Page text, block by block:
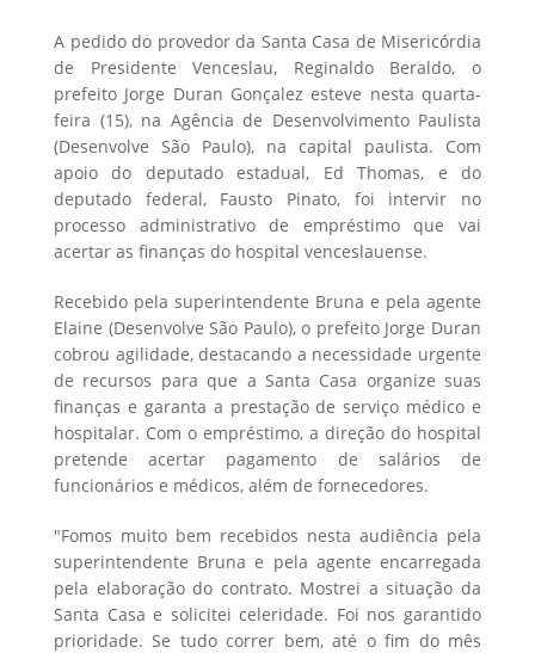
A pedido do provedor da Santa Casa de Misericórdia
de Presidente Venceslau, Reginaldo Beraldo, o
prefeito Jorge Duran Gonçalez esteve nesta quarta-
feira (15), na Agência de Desenvolvimento Paulista
(Desenvolve São Paulo), na capital paulista. Com
apoio do deputado estadual, Ed Thomas, e do
deputado federal, Fausto Pinato, foi intervir no
processo administrativo de empréstimo que vai
acertar as finanças do hospital venceslauense.
Recebido pela superintendente Bruna e pela agente
Elaine (Desenvolve São Paulo), o prefeito Jorge Duran
cobrou agilidade, destacando a necessidade urgente
de recursos para que a Santa Casa organize suas
finanças e garanta a prestação de serviço médico e
hospitalar. Com o empréstimo, a direção do hospital
pretende acertar pagamento de salários de
funcionários e médicos, além de fornecedores.
"Fomos muito bem recebidos nesta audiência pela
superintendente Bruna e pela agente encarregada
pela elaboração do contrato. Mostrei a situação da
Santa Casa e solicitei celeridade. Foi nos garantido
prioridade. Se tudo correr bem, até o fim do mês